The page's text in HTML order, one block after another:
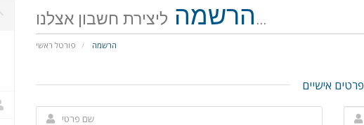
הרשמהליצירת חשבון אצלנו...
פורטל ראשי הרשמה
פרטים אישיים